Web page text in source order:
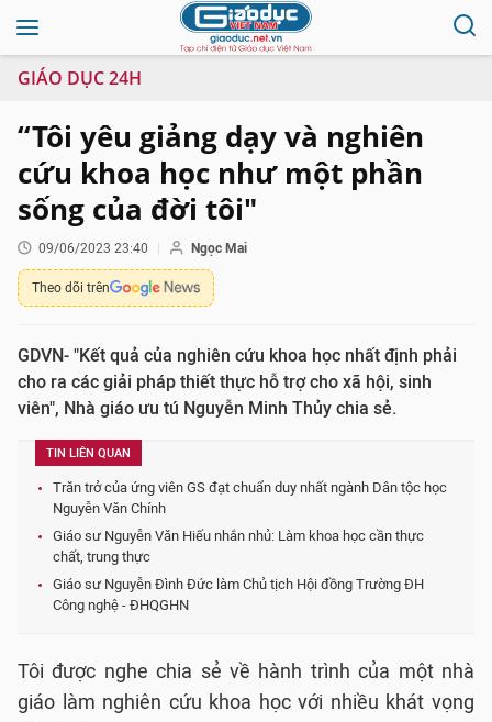
GIÁO DỤC 24H
“Tôi yêu giảng dạy và nghiên
cứu khoa học như một phần
sống của đời tôi"
09/06/2023 23:40 Ngọc Mai
Theo dõi trên
GDVN- "Kết quả của nghiên cứu khoa học nhất định phải
cho ra các giải pháp thiết thực hỗ trợ cho xã hội, sinh
viên", Nhà giáo ưu tú Nguyễn Minh Thủy chia sẻ.
TIN LIÊN QUAN
Trăn trở của ứng viên GS đạt chuẩn duy nhất ngành Dân tộc học
Nguyễn Văn Chính
Giáo sư Nguyễn Văn Hiếu nhắn nhủ: Làm khoa học cần thực
chất, trung thực
Giáo sư Nguyễn Đình Đức làm Chủ tịch Hội đồng Trường ĐH
Công nghệ - ĐHQGHN
Tôi được nghe chia sẻ về hành trình của một nhà
giáo làm nghiên cứu khoa học với nhiều khát vọng